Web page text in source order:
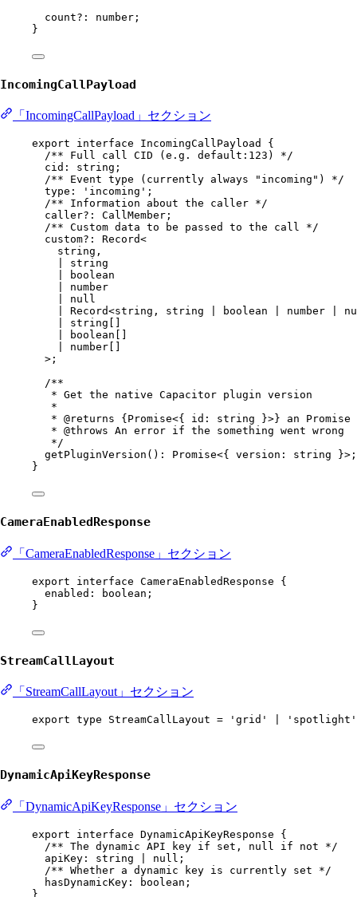
count?: number ;
}
IncomingCallPayload
「IncomingCallPayload」セクション
export interface IncomingCallPayload
{
/** Full call CID (e.g. default:123) */
cid : string ;
/** Event type (currently always "incoming") */
type : 'incoming' ;
/** Information about the caller */
caller?: CallMember ;
/** Custom data to be passed to the call */
custom?: Record<
string ,
string
boolean
number
null
Record<string , string boolean number
string
boolean
number
>;
/**
* Get the native Capacitor plugin version
*
* @returns {Promise<{ id: string }>} an
* @throws An error if the something went wrong
*/
getPluginVersion () : Promise<{ version : string }>;
}
CameraEnabledResponse
「CameraEnabledResponse」セクション
export interface CameraEnabledResponse {
enabled : boolean ;
}
StreamCallLayout
「StreamCallLayout」セクション
export type StreamCallLayout = 'grid' 'spotlight'
DynamicApiKeyResponse
「DynamicApiKeyResponse」セクション
export interface DynamicApiKeyResponse {
/** The dynamic API key if set, null if not */
apiKey : string null ;
/** Whether a dynamic key is currently set */
hasDynamicKey : boolean ;
}